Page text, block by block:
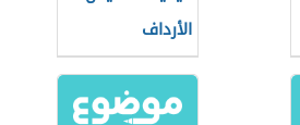
الأرداف